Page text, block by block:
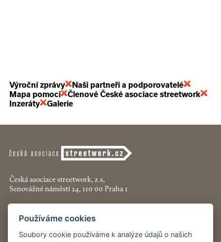
Výroční zprávy
Naši partneři a podporovatelé
Mapa pomoci
Členové České asociace streetwork
Inzeráty
Galerie
Česká asociace streetwork, z.s,
Senovážné náměstí 24, 110 00 Praha 1
+420 774 913 777
asociace@streetwork.cz
Používáme cookies
Soubory cookie používáme k analýze údajů o našich